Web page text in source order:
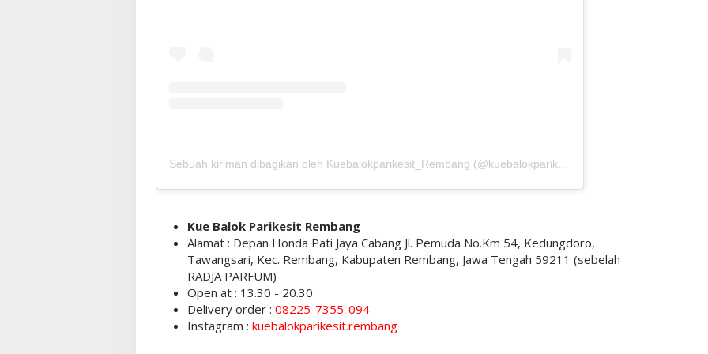
Kue Balok Parikesit Rembang
Alamat : Depan Honda Pati Jaya Cabang Jl. Pemuda No.Km 54, Kedungdoro,
Tawangsari, Kec. Rembang, Kabupaten Rembang, Jawa Tengah 59211 (sebelah
RADJA PARFUM)
Open at : 13.30 - 20.30
Delivery order : 08225-7355-094
Instagram : kuebalokparikesit.rembang